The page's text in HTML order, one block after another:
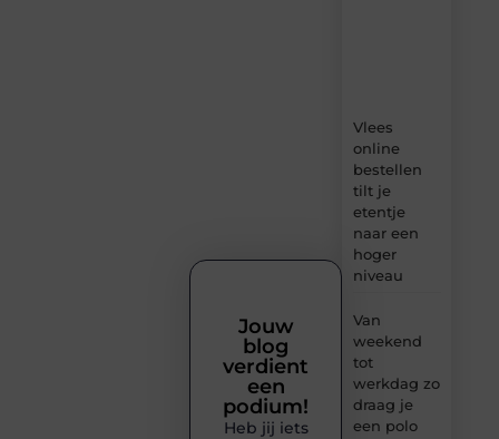
Vlees
online
bestellen
tilt je
etentje
naar een
hoger
niveau
Van
weekend
tot
werkdag zo
draag je
een polo
Jouw
blog
verdient
een
podium!
Heb jij iets